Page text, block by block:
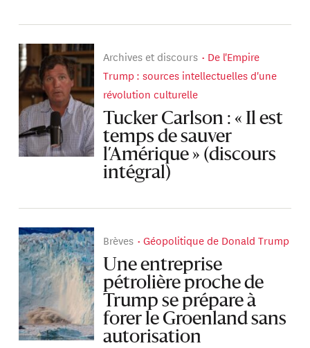
Archives et discours
De l'Empire
Trump : sources intellectuelles d'une
révolution culturelle
Tucker Carlson : « Il est
temps de sauver
l’Amérique » (discours
intégral)
Brèves Géopolitique de Donald Trump
Une entreprise
pétrolière proche de
Trump se prépare à
forer le Groenland sans
autorisation